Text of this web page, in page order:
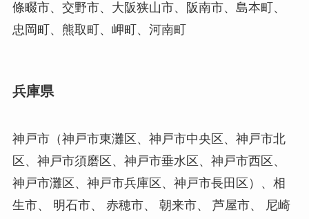
條畷市、交野市、大阪狭山市、阪南市、島本町、
忠岡町、熊取町、岬町、河南町
兵庫県
神戸市（神戸市東灘区、神戸市中央区、神戸市北
区、神戸市須磨区、神戸市垂水区、神戸市西区、
神戸市灘区、神戸市兵庫区、神戸市長田区）、相
生市、 明石市、 赤穂市、 朝来市、 芦屋市、 尼崎